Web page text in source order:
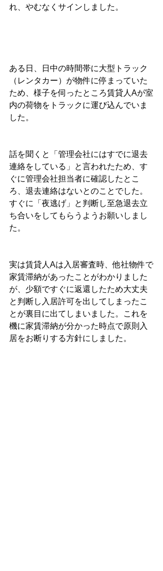
れ、やむなくサインしました。
ある日、日中の時間帯に大型トラック
（レンタカー）が物件に停まっていた
ため、様子を伺ったところ賃貸人Aが室
内の荷物をトラックに運び込んでいま
した。
話を聞くと「管理会社にはすでに退去
連絡をしている」と言われたため、す
ぐに管理会社担当者に確認したとこ
ろ、退去連絡はないとのことでした。
すぐに「夜逃げ」と判断し至急退去立
ち合いをしてもらうようお願いしまし
た。
実は賃貸人Aは入居審査時、他社物件で
家賃滞納があったことがわかりました
が、少額ですぐに返還したため大丈夫
と判断し入居許可を出してしまったこ
とが裏目に出てしまいました。これを
機に家賃滞納が分かった時点で原則入
居をお断りする方針にしました。